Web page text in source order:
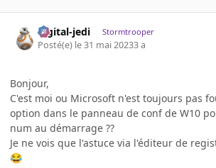
digital-jedi Stormtrooper
Posté(e) le 31 mai 20233 a
Bonjour,
C'est moi ou Microsoft n'est toujours pas
option dans le panneau de conf de W10
num au démarrage ??
Je ne vois que l'astuce via l'éditeur de
😂